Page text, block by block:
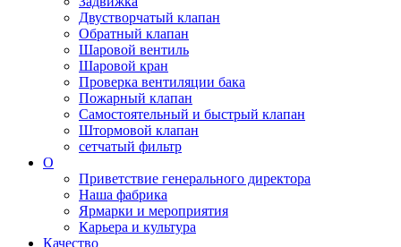
Двустворчатый клапан
Обратный клапан
Шаровой вентиль
Шаровой кран
Проверка вентиляции бака
Пожарный клапан
Самостоятельный и быстрый клапан
Штормовой клапан
сетчатый фильтр
О
Приветствие генерального директора
Наша фабрика
Ярмарки и мероприятия
Карьера и культура
Качество